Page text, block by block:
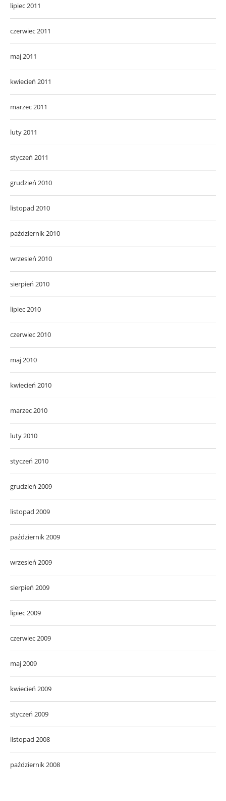
lipiec 2011
czerwiec 2011
maj 2011
kwiecień 2011
marzec 2011
luty 2011
styczeń 2011
grudzień 2010
listopad 2010
październik 2010
wrzesień 2010
sierpień 2010
lipiec 2010
czerwiec 2010
maj 2010
kwiecień 2010
marzec 2010
luty 2010
styczeń 2010
grudzień 2009
listopad 2009
październik 2009
wrzesień 2009
sierpień 2009
lipiec 2009
czerwiec 2009
maj 2009
kwiecień 2009
styczeń 2009
listopad 2008
październik 2008